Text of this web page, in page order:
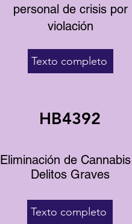
personal de crisis por
violación
Texto completo
Eliminación de
Delitos Graves
Texto completo
HB4392